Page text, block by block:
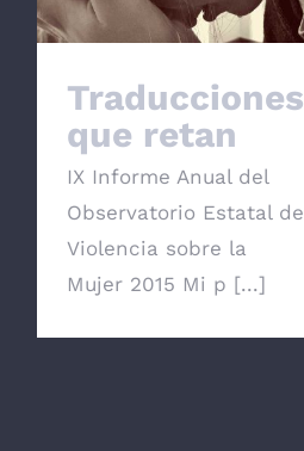
Traducciones
que retan
IX Informe Anual del
Observatorio Estatal de
Violencia sobre la
Mujer 2015 Mi p [...]